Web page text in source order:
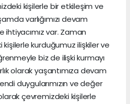
kişilerle bir etkileşim ve
varlığımızı devam
ihtiyacımız var. Zaman
kurduğumuz ilişkiler ve
biz de ilişki kurmayı
olarak yaşantımıza devam
duygularımızın ve değer
olarak çevremizdeki kişilerle